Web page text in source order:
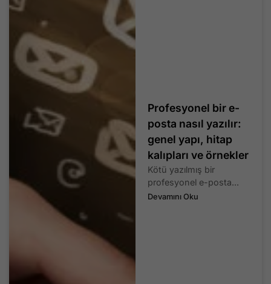
Profesyonel bir e-
posta nasıl yazılır:
genel yapı, hitap
kalıpları ve örnekler
Kötü yazılmış bir
profesyonel e-posta...
Devamını Oku